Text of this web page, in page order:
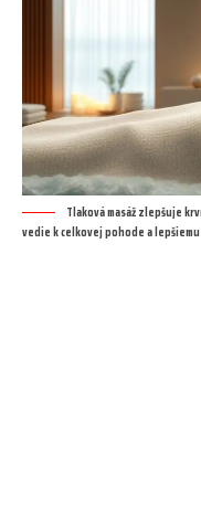
Tlaková masáž zlepšuje
vedie k celkovej pohode a